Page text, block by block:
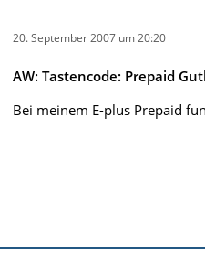
20. September 2007 um 20:20
AW: Tastencode: Prepaid
Bei meinem E-plus Prepaid